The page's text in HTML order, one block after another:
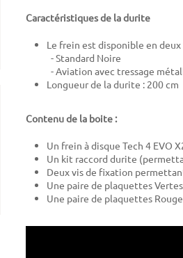
Caractéristiques de la durite
Le frein est disponible en
- Standard Noire
- Aviation avec tressage
Longueur de la durite : 200 cm
Contenu de la boite :
Un frein à disque Tech 4 EVO
Un kit raccord durite
Deux vis de fixation
Une paire de plaquettes
Une paire de plaquettes